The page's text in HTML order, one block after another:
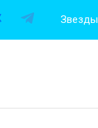
Звезды